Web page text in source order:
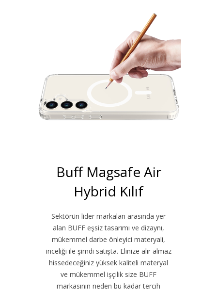
Buff Magsafe Air
Hybrid Kılıf
Sektörün lider markaları arasında yer
alan BUFF eşsiz tasarımı ve dizaynı,
mükemmel darbe önleyici materyali,
inceliği ile şimdi satışta. Elinize alır almaz
hissedeceğiniz yüksek kaliteli materyal
ve mükemmel işçilik size BUFF
markasının neden bu kadar tercih